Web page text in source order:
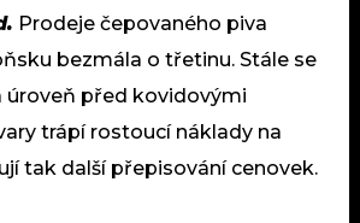
Prodeje čepovaného piva
bezmála o třetinu. Stále se
úroveň před kovidovými
trápí rostoucí náklady na
tak další přepisování cenovek.